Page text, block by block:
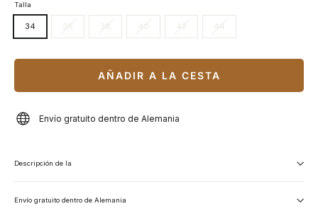
Talla
34 36 38 40 42 44
AÑADIR A LA CESTA
Envío gratuito dentro de Alemania
Descripción de la
Envío gratuito dentro de Alemania